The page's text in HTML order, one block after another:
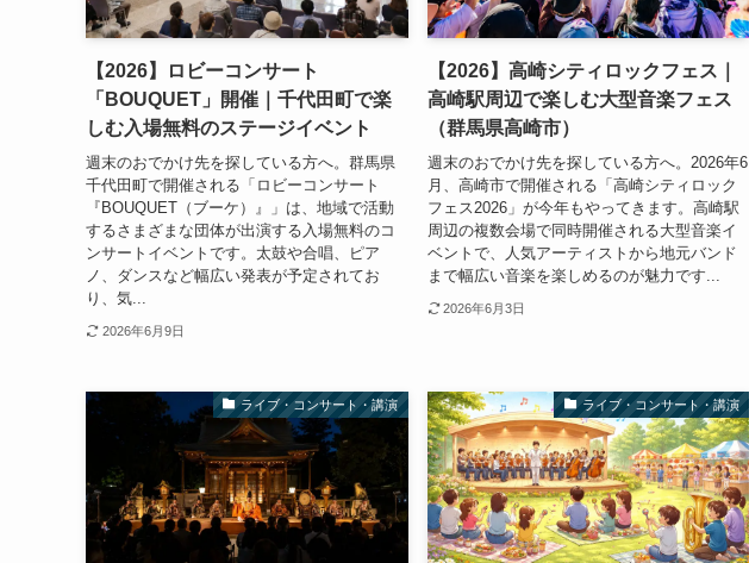
【2026】ロビーコンサート
「BOUQUET」開催｜千代田町で楽
しむ入場無料のステージイベント
週末のおでかけ先を探している方へ。群馬県
千代田町で開催される「ロビーコンサート
『BOUQUET（ブーケ）』」は、地域で活動
するさまざまな団体が出演する入場無料のコ
ンサートイベントです。太鼓や合唱、ピア
ノ、ダンスなど幅広い発表が予定されてお
り、気...
2026年6月9日
【2026】高崎シティロックフェス｜
高崎駅周辺で楽しむ大型音楽フェス
（群馬県高崎市）
週末のおでかけ先を探している方へ。2026年6
月、高崎市で開催される「高崎シティロック
フェス2026」が今年もやってきます。高崎駅
周辺の複数会場で同時開催される大型音楽イ
ベントで、人気アーティストから地元バンド
まで幅広い音楽を楽しめるのが魅力です...
2026年6月3日
ライブ・コンサート・講演 ライブ・コンサート・講演